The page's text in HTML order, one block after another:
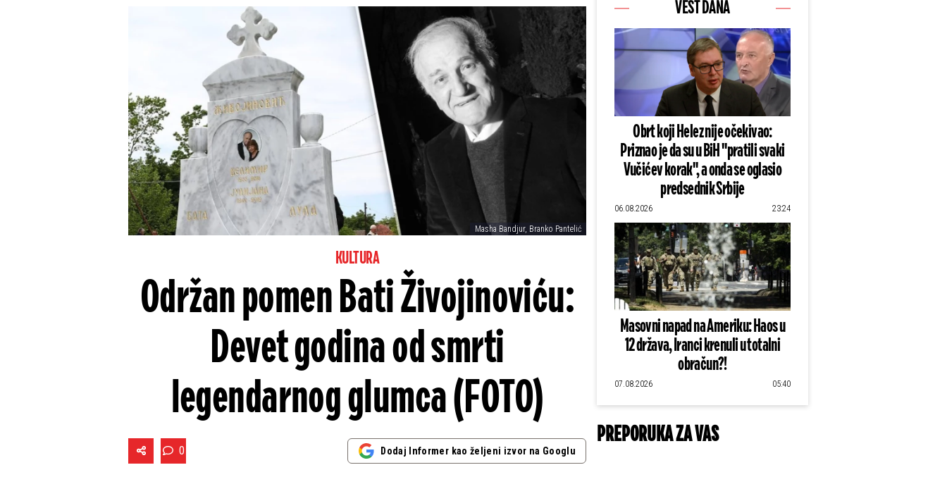
Masha Bandjur, Branko Pantelić
KULTURA
Održan pomen Bati Živojinoviću:
Devet godina od smrti
legendarnog glumca (FOTO)
0 Dodaj Informer kao željeni izvor na Googlu
VEST DANA
Obrt koji Helez nije očekivao:
Priznao je da su u BiH "pratili svaki
Vučićev korak", a onda se oglasio
predsednik Srbije
06.08.2026 23:24
Masovni napad na Ameriku: Haos u
12 država, Iranci krenuli u totalni
obračun?!
07.08.2026 05:40
PREPORUKA ZA VAS